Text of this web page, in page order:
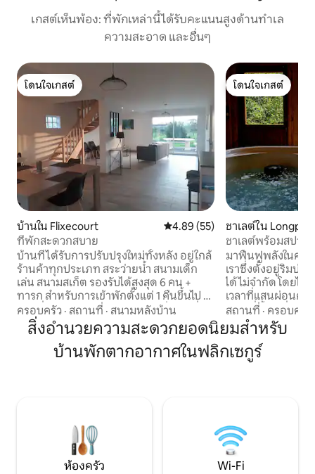
เกสต์เห็นพ้อง: ที่พักเหล่านี้ได้รับคะแนนสูงด้านทำเล
ความสะอาด และอื่นๆ
โดนใจเกสต์
โดนใจเกสต์
บ้านใน Flixecourt คะแนนเฉลี่ย 4.89 จาก 5, 55 รีวิว
4.89 (55)
ที่พักสะดวกสบาย
บ้านที่ได้รับการปรับปรุงใหม่ทั้งหลัง อยู่ใกล้
ร้านค้าทุกประเภท สระว่ายน้ำ สนามเด็ก
เล่น สนามสเก็ต รองรับได้สูงสุด 6 คน +
ทารก สำหรับการเข้าพักตั้งแต่ 1 คืนขึ้นไป มี
ผ้าปูที่นอนและผ้าขนหนูให้ ห้องนั่งเล่นที่
กว้างขวางมากพร้อมห้องครัวขนาดเล็กที่
ติดตั้งและมีอุปกรณ์ครบครัน ห้องสุขา ห้อง
นอน 3 ห้อง (ที่ชั้นล่างมีเตียงเดี่ยว 1 หลัง
(90 × 190) ชั้นบน: เตียงคู่ 1 หลัง (140 × 190)
ครอบครัว · สถานที่ · สนามหลังบ้าน
โดนใจเกสต์
โดนใจเกสต์
ชาเลต์ใน
-Saints
ชาเลต์พร้อมสปาส่
มาฟื้นฟูพลังในคอ
เราซึ่งตั้งอยู่ริมบ่อ
ได้ไม่จำกัด โดยไม่
เวลาที่แสนผ่อนคล
ทำเลที่ตั้งดีเยี่ยม:
ห่างจากอับเบวิลล์
รี-ซูร์-ซอม 40 กม.
45 กม. ตั้งอยู่บริเ
สวยงาม เพลิดเพ
สถานที่ · ครอบครัว
สิ่งอำนวยความสะดวกยอดนิยมสำหรับ
บ้านพักตากอากาศในฟลิกเซกูร์
ห้องครัว Wi-Fi